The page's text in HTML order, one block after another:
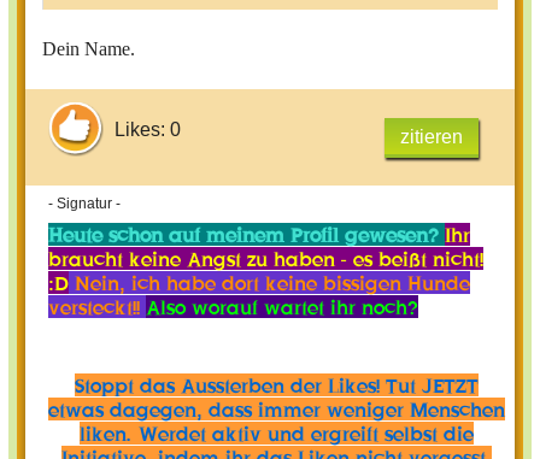
Dein Name.
Likes: 0 zitieren
- Signatur -
Heute schon auf meinem Profil gewesen? Ihr
braucht keine Angst zu haben - es beißt nicht!
:D Nein, ich habe dort keine bissigen Hunde
versteckt!! Also worauf wartet ihr noch?
Stoppt das Aussterben der Likes! Tut JETZT
etwas dagegen, dass immer weniger Menschen
liken. Werdet aktiv und ergreift selbst die